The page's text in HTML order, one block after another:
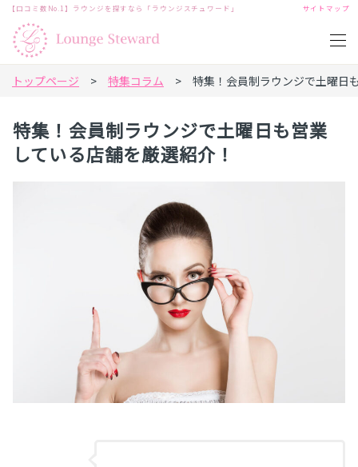
【口コミ数No.1】ラウンジを探すなら「ラウンジスチュワード」 サイトマップ
トップページ > 特集コラム > 特集！会員制ラウンジで土曜日
特集！会員制ラウンジで土曜日も営業
している店舗を厳選紹介！